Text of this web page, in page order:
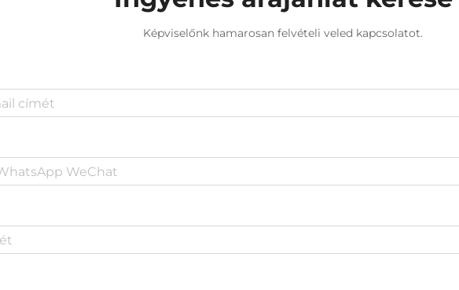
Képviselőnk hamarosan felvételi veled kapcsolatot.